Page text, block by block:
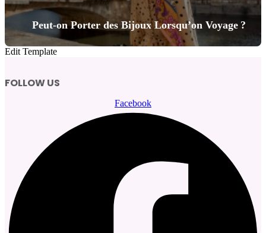
Peut-on Porter des Bijoux Lorsqu’on Voyage ?
Edit Template
FOLLOW US
Facebook